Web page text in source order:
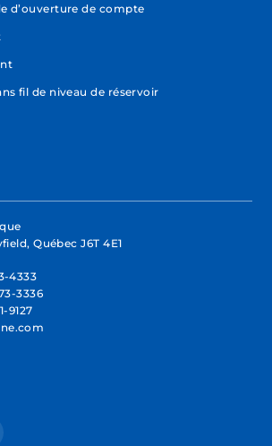
d’ouverture de compte
fil de niveau de réservoir
Québec J6T 4E1
4333
3336
9127